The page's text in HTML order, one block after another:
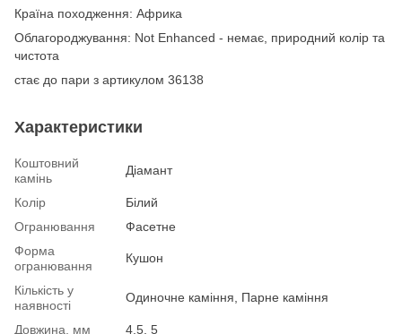
Країна походження: Африка
Облагороджування: Not Enhanced - немає, природний колір та
чистота
стає до пари з артикулом 36138
Характеристики
Коштовний
камінь
Діамант
Колір
Білий
Огранювання
Фасетне
Форма
огранювання
Кушон
Кількість у
наявності
Одиночне каміння, Парне каміння
Довжина, мм
4.5, 5